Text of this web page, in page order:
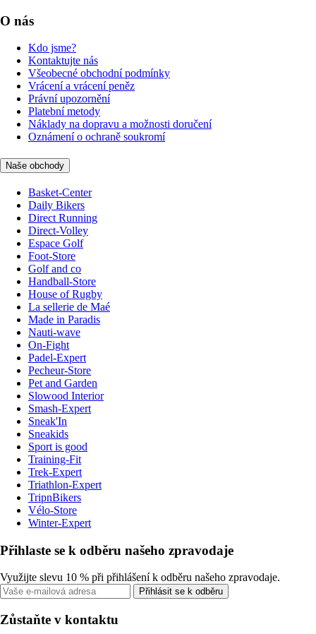
O nás
Kdo jsme?
Kontaktujte nás
Všeobecné obchodní podmínky
Vrácení a vrácení peněz
Právní upozornění
Platební metody
Náklady na dopravu a možnosti doručení
Oznámení o ochraně soukromí
Naše obchody
Basket-Center
Daily Bikers
Direct Running
Direct-Volley
Espace Golf
Foot-Store
Golf and co
Handball-Store
House of Rugby
La sellerie de Maé
Made in Paradis
Nauti-wave
On-Fight
Padel-Expert
Pecheur-Store
Pet and Garden
Slowood Interior
Smash-Expert
Sneak'In
Sneakids
Sport is good
Training-Fit
Trek-Expert
Triathlon-Expert
TripnBikers
Vélo-Store
Winter-Expert
Přihlaste se k odběru našeho zpravodaje
Využijte slevu 10 % při přihlášení k odběru našeho zpravodaje.
Přihlásit se k odběru
Zůstaňte v kontaktu